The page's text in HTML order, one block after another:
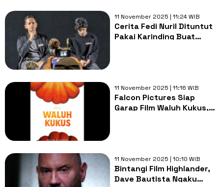
11 November 2025 | 11:24 WIB
Cerita Fedi Nuril Dituntut
Pakai Karinding Buat
11 November 2025 | 11:16 WIB
Falcon Pictures Siap
Garap Film Waluh Kukus,
11 November 2025 | 10:10 WIB
Bintangi Film Highlander,
Dave Bautista Ngaku